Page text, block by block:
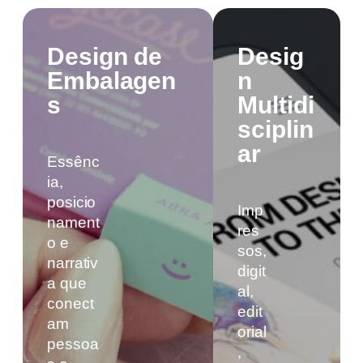
Design de
Embalagen
s
Essênc
ia,
posicio
nament
o e
narrativ
a que
conect
am
pessoa
Desig
n
Multidi
sciplin
ar
Imp
res
sos,
digit
al,
edit
orial
,